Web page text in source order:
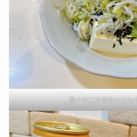
熱々のごま油をかけた